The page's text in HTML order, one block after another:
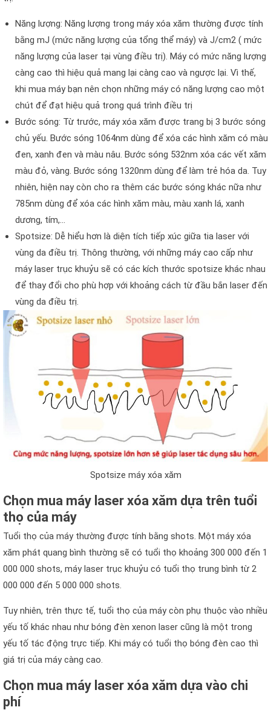
Năng lượng: Năng lượng trong máy xóa xăm thường được tính
bằng mJ (mức năng lượng của tổng thể máy) và J/cm2 ( mức
năng lượng của laser tại vùng điều trị). Máy có mức năng lượng
càng cao thì hiệu quả mang lại càng cao và ngược lại. Vì thế,
khi mua máy bạn nên chọn những máy có năng lượng cao một
chút để đạt hiệu quả trong quá trình điều trị
Bước sóng: Từ trước, máy xóa xăm được trang bị 3 bước sóng
chủ yếu. Bước sóng 1064nm dùng để xóa các hình xăm có màu
đen, xanh đen và màu nâu. Bước sóng 532nm xóa các vết xăm
màu đỏ, vàng. Bước sóng 1320nm dùng để làm trẻ hóa da. Tuy
nhiên, hiện nay còn cho ra thêm các bước sóng khác nữa như
785nm dùng để xóa các hình xăm màu, màu xanh lá, xanh
dương, tím,…
Spotsize: Dễ hiểu hơn là diện tích tiếp xúc giữa tia laser với
vùng da điều trị. Thông thường, với những máy cao cấp như
máy laser trục khuỷu sẽ có các kích thước spotsize khác nhau
để thay đổi cho phù hợp với khoảng cách từ đầu bắn laser đến
vùng da điều trị.
Spotsize máy xóa xăm
Chọn mua máy laser xóa xăm dựa trên tuổi
thọ của máy
Tuổi thọ của máy thường được tính bằng shots. Một máy xóa
xăm phát quang bình thường sẽ có tuổi thọ khoảng 300 000 đến 1
000 000 shots, máy laser trục khuỷu có tuổi thọ trung bình từ 2
000 000 đến 5 000 000 shots.
Tuy nhiên, trên thực tế, tuổi thọ của máy còn phụ thuộc vào nhiều
yếu tố khác nhau như bóng đèn xenon laser cũng là một trong
yếu tố tác động trực tiếp. Khi máy có tuổi thọ bóng đèn cao thì
giá trị của máy càng cao.
Chọn mua máy laser xóa xăm dựa vào chi
phí